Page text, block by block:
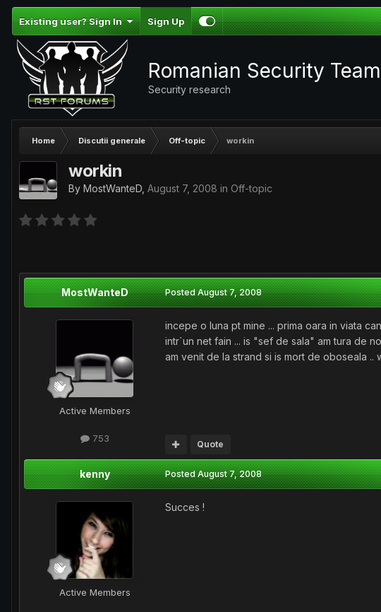
Existing user? Sign In Sign Up
Romanian Security Team
Security research
Home Discutii generale Off-topic workin
workin
By MostWanteD August 7, 2008 in Off-topic
MostWanteD
Active Members
753
PostedAugust 7, 2008
incepe o luna pt mine ... prima oara in viata
intr`un net fain ... is "sef de sala" am tura de
am venit de la strand si is mort de oboseala ..
Quote
kenny
Active Members
PostedAugust 7, 2008
Succes !